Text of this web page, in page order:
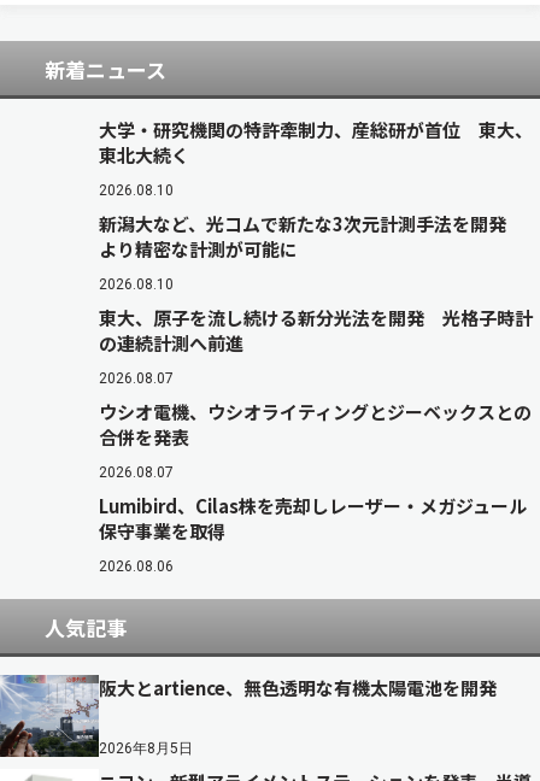
新着ニュース
大学・研究機関の特許牽制力、産総研が首位 東大、
東北大続く
2026.08.10
新潟大など、光コムで新たな3次元計測手法を開発
より精密な計測が可能に
2026.08.10
東大、原子を流し続ける新分光法を開発 光格子時計
の連続計測へ前進
2026.08.07
ウシオ電機、ウシオライティングとジーベックスとの
合併を発表
2026.08.07
Lumibird、Cilas株を売却しレーザー・メガジュール
保守事業を取得
2026.08.06
人気記事
阪大とartience、無色透明な有機太陽電池を開発
2026年8月5日